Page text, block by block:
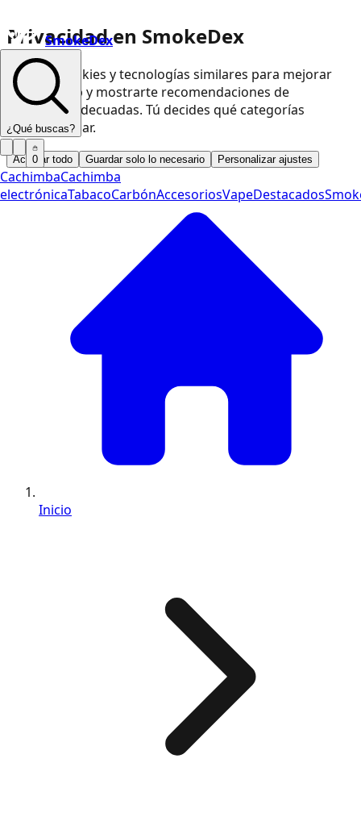
Privacidad en SmokeDex
Usamos cookies y tecnologías similares para mejorar
nuestra web y mostrarte recomendaciones de
productos adecuadas. Tú decides qué categorías
podemos usar.
Aceptar todo Guardar solo lo necesario Personalizar ajustes
SmokeDex
¿Qué buscas?
0
CachimbaCachimba
electrónicaTabacoCarbónAccesoriosVapeDestacados
Inicio